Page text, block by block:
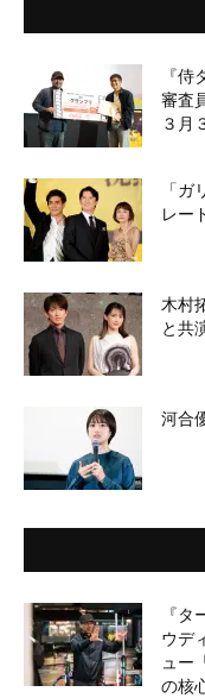
『
審査
３月
「
レー
木村
と共
河合
『
ウデ
ュー
の核